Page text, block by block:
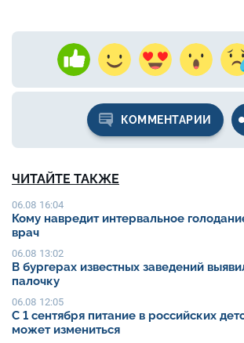
КОММЕНТАРИИ
ЧИТАЙТЕ ТАКЖЕ
06.08 16:04
Кому навредит интервальное
врач
06.08 13:02
В бургерах известных заведений
палочку
06.08 12:05
С 1 сентября питание в российских
может измениться